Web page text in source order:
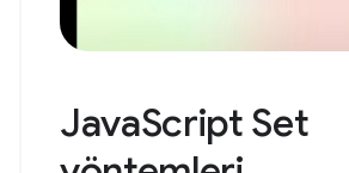
JavaScript Set